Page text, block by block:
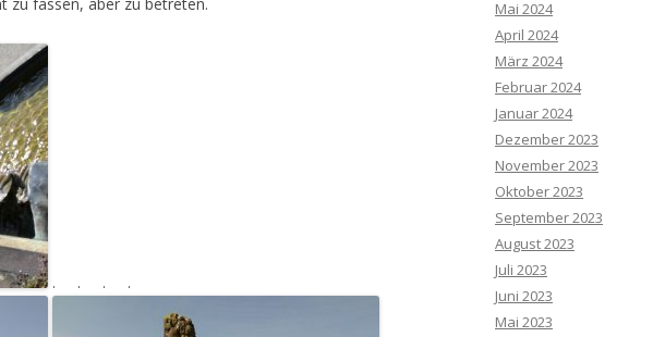
. . . .
Mai 2024
April 2024
März 2024
Februar 2024
Januar 2024
Dezember 2023
November 2023
Oktober 2023
September 2023
August 2023
Juli 2023
Juni 2023
Mai 2023